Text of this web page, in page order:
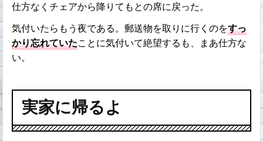
仕方なくチェアから降りてもとの席に戻った。
気付いたらもう夜である。郵送物を取りに行くのをすっ
かり忘れていたことに気付いて絶望するも、まあ仕方な
い。
実家に帰るよ